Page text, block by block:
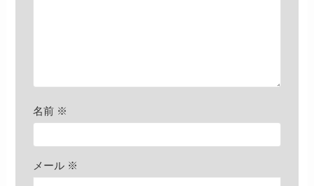
名前 ※
メール ※